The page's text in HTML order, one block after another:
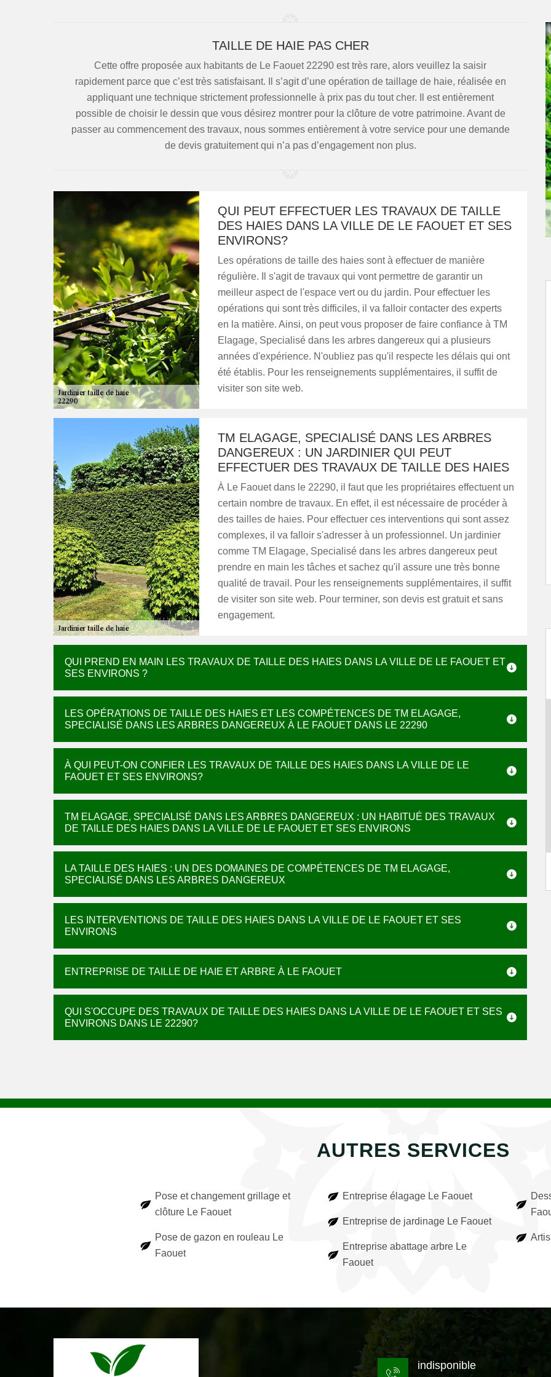
TAILLE DE HAIE PAS CHER
Cette offre proposée aux habitants de Le Faouet 22290 est très rare, alors veuillez la saisir
rapidement parce que c’est très satisfaisant. Il s’agit d’une opération de taillage de haie, réalisée en
appliquant une technique strictement professionnelle à prix pas du tout cher. Il est entièrement
possible de choisir le dessin que vous désirez montrer pour la clôture de votre patrimoine. Avant de
passer au commencement des travaux, nous sommes entièrement à votre service pour une demande
de devis gratuitement qui n’a pas d’engagement non plus.
QUI PEUT EFFECTUER LES TRAVAUX DE TAILLE
DES HAIES DANS LA VILLE DE LE FAOUET ET SES
ENVIRONS?
Les opérations de taille des haies sont à effectuer de manière
régulière. Il s'agit de travaux qui vont permettre de garantir un
meilleur aspect de l'espace vert ou du jardin. Pour effectuer les
opérations qui sont très difficiles, il va falloir contacter des experts
en la matière. Ainsi, on peut vous proposer de faire confiance à TM
Elagage, Specialisé dans les arbres dangereux qui a plusieurs
années d'expérience. N'oubliez pas qu'il respecte les délais qui ont
été établis. Pour les renseignements supplémentaires, il suffit de
visiter son site web.
TM ELAGAGE, SPECIALISÉ DANS LES ARBRES
DANGEREUX : UN JARDINIER QUI PEUT
EFFECTUER DES TRAVAUX DE TAILLE DES HAIES
À Le Faouet dans le 22290, il faut que les propriétaires effectuent un
certain nombre de travaux. En effet, il est nécessaire de procéder à
des tailles de haies. Pour effectuer ces interventions qui sont assez
complexes, il va falloir s'adresser à un professionnel. Un jardinier
comme TM Elagage, Specialisé dans les arbres dangereux peut
prendre en main les tâches et sachez qu'il assure une très bonne
qualité de travail. Pour les renseignements supplémentaires, il suffit
de visiter son site web. Pour terminer, son devis est gratuit et sans
engagement.
QUI PREND EN MAIN LES TRAVAUX DE TAILLE DES HAIES DANS LA VILLE DE LE FAOUET ET
SES ENVIRONS ?
LES OPÉRATIONS DE TAILLE DES HAIES ET LES COMPÉTENCES DE TM ELAGAGE,
SPECIALISÉ DANS LES ARBRES DANGEREUX À LE FAOUET DANS LE 22290
À QUI PEUT-ON CONFIER LES TRAVAUX DE TAILLE DES HAIES DANS LA VILLE DE LE
FAOUET ET SES ENVIRONS?
TM ELAGAGE, SPECIALISÉ DANS LES ARBRES DANGEREUX : UN HABITUÉ DES TRAVAUX
DE TAILLE DES HAIES DANS LA VILLE DE LE FAOUET ET SES ENVIRONS
LA TAILLE DES HAIES : UN DES DOMAINES DE COMPÉTENCES DE TM ELAGAGE,
SPECIALISÉ DANS LES ARBRES DANGEREUX
LES INTERVENTIONS DE TAILLE DES HAIES DANS LA VILLE DE LE FAOUET ET SES
ENVIRONS
ENTREPRISE DE TAILLE DE HAIE ET ARBRE À LE FAOUET
QUI S'OCCUPE DES TRAVAUX DE TAILLE DES HAIES DANS LA VILLE DE LE FAOUET ET SES
ENVIRONS DANS LE 22290?
AUTRES SERVICES
Pose et changement grillage et
clôture Le Faouet
Pose de gazon en rouleau Le
Faouet
Entreprise élagage Le Faouet
Entreprise de jardinage Le Faouet
Entreprise abattage arbre Le
Faouet
indisponible